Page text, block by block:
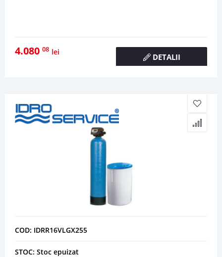
4.080 08 lei
DETALII
COD: IDRR16VLGX255
STOC: Stoc epuizat